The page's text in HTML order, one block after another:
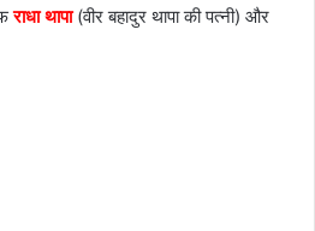
राधा थापा(वीर बहादुर थापा की पत्नी) और